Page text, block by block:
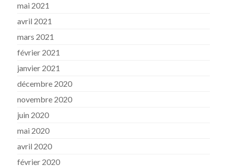
mai 2021
avril 2021
mars 2021
février 2021
janvier 2021
décembre 2020
novembre 2020
juin 2020
mai 2020
avril 2020
février 2020